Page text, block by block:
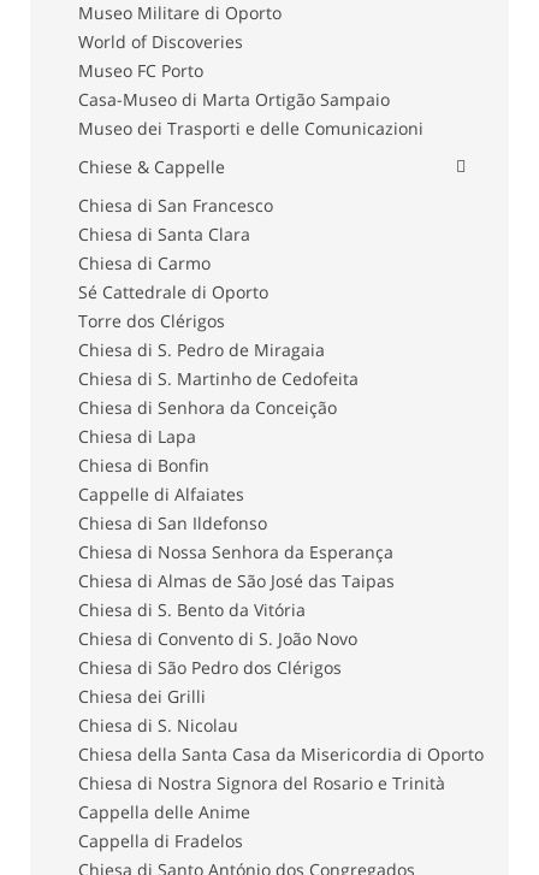
Museo Militare di Oporto
World of Discoveries
Museo FC Porto
Casa-Museo di Marta Ortigão Sampaio
Museo dei Trasporti e delle Comunicazioni
Chiese & Cappelle
Chiesa di San Francesco
Chiesa di Santa Clara
Chiesa di Carmo
Sé Cattedrale di Oporto
Torre dos Clérigos
Chiesa di S. Pedro de Miragaia
Chiesa di S. Martinho de Cedofeita
Chiesa di Senhora da Conceição
Chiesa di Lapa
Chiesa di Bonfin
Cappelle di Alfaiates
Chiesa di San Ildefonso
Chiesa di Nossa Senhora da Esperança
Chiesa di Almas de São José das Taipas
Chiesa di S. Bento da Vitória
Chiesa di Convento di S. João Novo
Chiesa di São Pedro dos Clérigos
Chiesa dei Grilli
Chiesa di S. Nicolau
Chiesa della Santa Casa da Misericordia di Oporto
Chiesa di Nostra Signora del Rosario e Trinità
Cappella delle Anime
Cappella di Fradelos
Chiesa di Santo António dos Congregados